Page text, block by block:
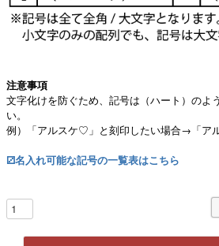
注意事項
文字化けを防ぐため、記号は（ハート）のよ
い。
例）「アルスケ♡」と刻印したい場合→「ア
⚂名入れ可能な記号の一覧表はこちら